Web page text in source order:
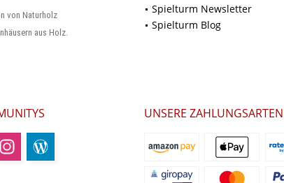
von Naturholz
aus Holz.
Spielturm Newsletter
Spielturm Blog
UNSERE ZAHLUNGSARTEN